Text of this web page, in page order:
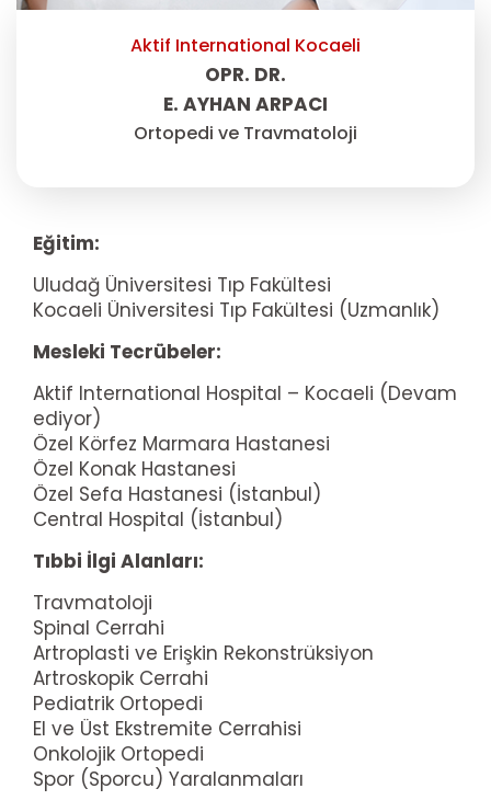
Aktif International Kocaeli
OPR. DR.
E. AYHAN ARPACI
Ortopedi ve Travmatoloji
Eğitim:
Uludağ Üniversitesi Tıp Fakültesi
Kocaeli Üniversitesi Tıp Fakültesi (Uzmanlık)
Mesleki Tecrübeler:
Aktif International Hospital – Kocaeli (Devam
ediyor)
Özel Körfez Marmara Hastanesi
Özel Konak Hastanesi
Özel Sefa Hastanesi (İstanbul)
Central Hospital (İstanbul)
Tıbbi İlgi Alanları:
Travmatoloji
Spinal Cerrahi
Artroplasti ve Erişkin Rekonstrüksiyon
Artroskopik Cerrahi
Pediatrik Ortopedi
El ve Üst Ekstremite Cerrahisi
Onkolojik Ortopedi
Spor (Sporcu) Yaralanmaları